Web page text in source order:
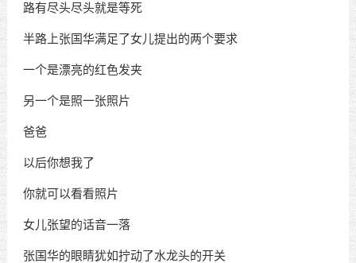
路有尽头尽头就是等死
半路上张国华满足了女儿提出的两个要求
一个是漂亮的红色发夹
另一个是照一张照片
爸爸
以后你想我了
你就可以看看照片
女儿张望的话音一落
张国华的眼睛犹如拧动了水龙头的开关